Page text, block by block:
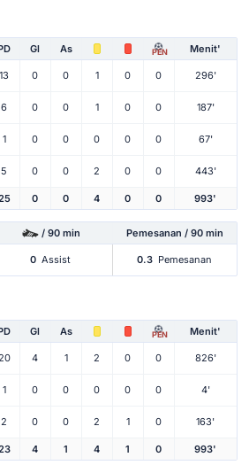
Gl As PEN Menit'
13 0 0 1 0 0 296'
6 0 0 1 0 0 187'
1 0 0 0 0 0 67'
5 0 0 2 0 0 443'
0 0 4 0 0 993'
/ 90 min Pemesanan / 90 min
0 Assist 0.3 Pemesanan
Gl As PEN Menit'
20 4 1 2 0 0 826'
1 0 0 0 0 0 4'
2 0 0 2 1 0 163'
4 1 4 1 0 993'